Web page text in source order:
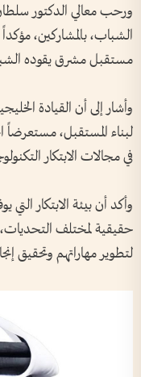
ورحب معالي الدكتور
الشباب، بالمشاركين،
مستقبل مشرق يقوده
وأشار إلى أن القيادة
لبناء المستقبل، مستعرضاً
في مجالات الابتكار
وأكد أن بيئة الابتكار
حقيقية لمختلف
لتطوير مهاراتهم وتحقيق